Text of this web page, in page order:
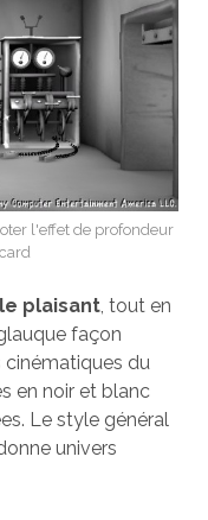
l'effet de profondeur
plaisant, tout en
façon
du
en noir et blanc
Le style général
univers